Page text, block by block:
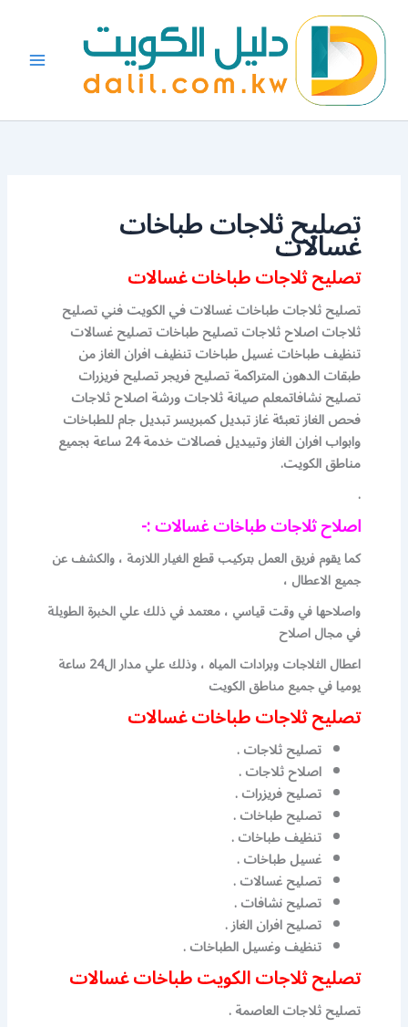
المحتوى
تصليح ثلاجات طباخات
غسالات
تصليح ثلاجات طباخات غسالات
تصليح ثلاجات طباخات غسالات في الكويت فني تصليح
ثلاجات اصلاح ثلاجات تصليح طباخات تصليح غسالات
تنظيف طباخات غسيل طباخات تنظيف افران الغاز من
طبقات الدهون المتراكمة تصليح فريجر تصليح فريزرات
تصليح نشافاتمعلم صيانة ثلاجات ورشة اصلاح ثلاجات
فحص الغاز تعبئة غاز تبديل كمبريسر تبديل جام للطباخات
وابواب افران الغاز وتبيديل فصالات خدمة 24 ساعة بجميع
مناطق الكويت.
.
اصلاح ثلاجات طباخات غسالات :-
كما يقوم فريق العمل بتركيب قطع الغيار اللازمة ، والكشف عن
جميع الاعطال ،
واصلاحها في وقت قياسي ، معتمد في ذلك علي الخبرة الطويلة
في مجال اصلاح
اعطال الثلاجات وبرادات المياه ، وذلك علي مدار ال24 ساعة
يوميا في جميع مناطق الكويت
تصليح ثلاجات طباخات غسالات
تصليح ثلاجات .
اصلاح ثلاجات .
تصليح فريزرات .
تصليح طباخات .
تنظيف طباخات .
غسيل طباخات .
تصليح غسالات .
تصليح نشافات .
تصليح افران الغاز .
تنظيف وغسيل الطباخات .
تصليح ثلاجات الكويت طباخات غسالات
تصليح ثلاجات العاصمة .